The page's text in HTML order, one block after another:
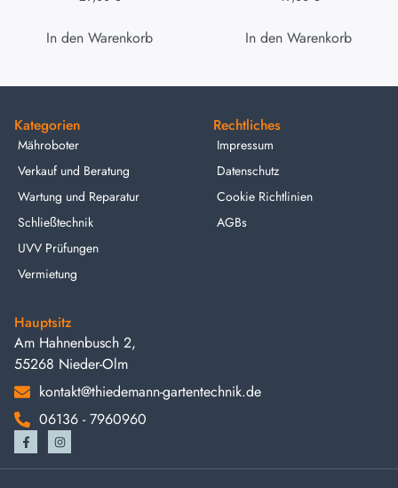
In den Warenkorb In den Warenkorb
Kategorien
Mähroboter
Verkauf und Beratung
Wartung und Reparatur
Schließtechnik
UVV Prüfungen
Vermietung
Rechtliches
Impressum
Datenschutz
Cookie Richtlinien
AGBs
Hauptsitz
Am Hahnenbusch 2,
55268 Nieder-Olm
kontakt@thiedemann-gartentechnik.de
06136 - 7960960